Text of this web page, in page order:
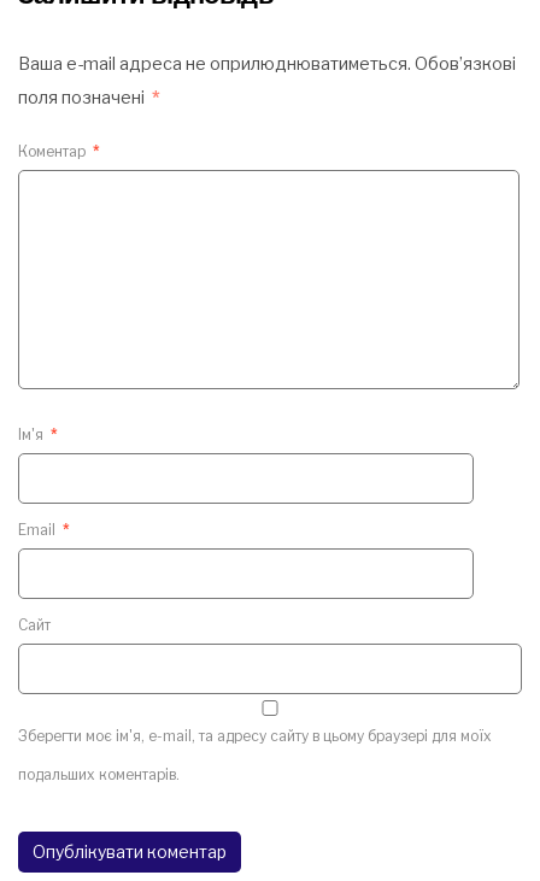
Ваша e-mail адреса не оприлюднюватиметься. Обов’язкові
поля позначені *
Коментар *
Ім'я *
Email *
Сайт
Зберегти моє ім'я, e-mail, та адресу сайту в цьому браузері для моїх
подальших коментарів.